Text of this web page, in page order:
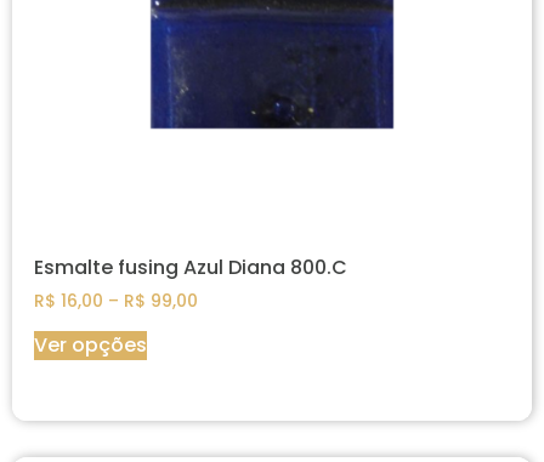
Esmalte fusing Azul Diana 800.C
R$ 16,00 – R$ 99,00
Ver opções